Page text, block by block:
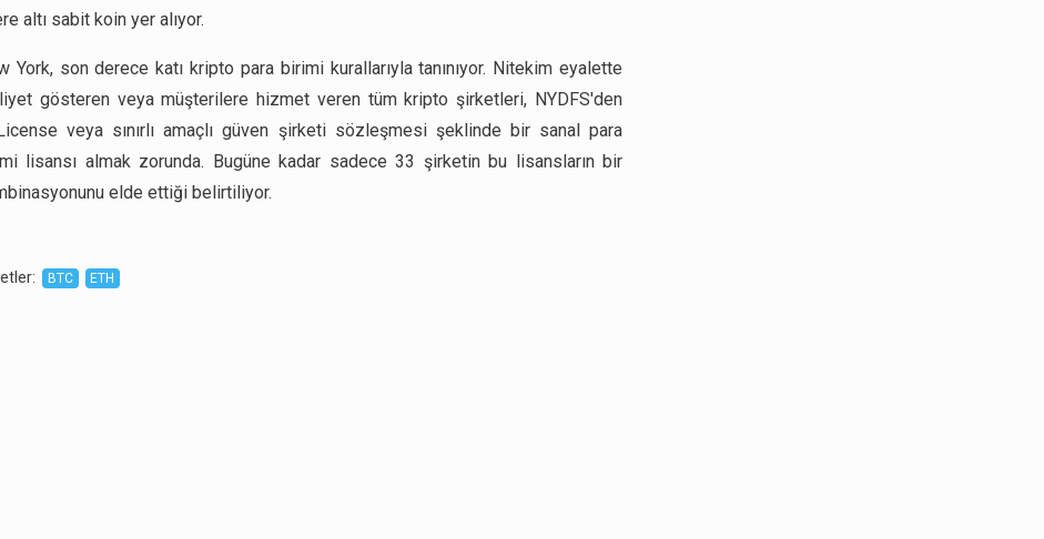
altı sabit koin yer alıyor.
York, son derece katı kripto para birimi kurallarıyla tanınıyor. Nitekim eyalette
gösteren veya müşterilere hizmet veren tüm kripto şirketleri, NYDFS'den
veya sınırlı amaçlı güven şirketi sözleşmesi şeklinde bir sanal para
lisansı almak zorunda. Bugüne kadar sadece 33 şirketin bu lisansların bir
elde ettiği belirtiliyor.
: BTC ETH